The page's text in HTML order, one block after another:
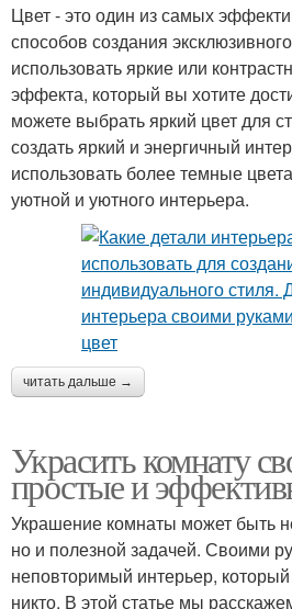
Цвет - это один из самых
способов создания
использовать яркие или
эффекта, который вы хотите
можете выбрать яркий цвет для
создать яркий и энергичный
использовать более темные
уютной и уютного интерьера.
читать дальше →
Украсить комнату
простые и
Украшение комнаты может быть
но и полезной задачей. Своими
неповторимый интерьер,
никто. В этой статье мы